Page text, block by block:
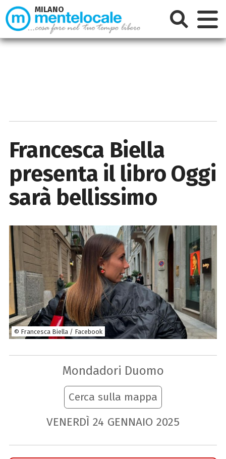
Francesca Biella
presenta il libro Oggi
sarà bellissimo
© Francesca Biella / Facebook
Mondadori Duomo
Cerca sulla mappa
VENERDÌ 24 GENNAIO 2025
MILANO